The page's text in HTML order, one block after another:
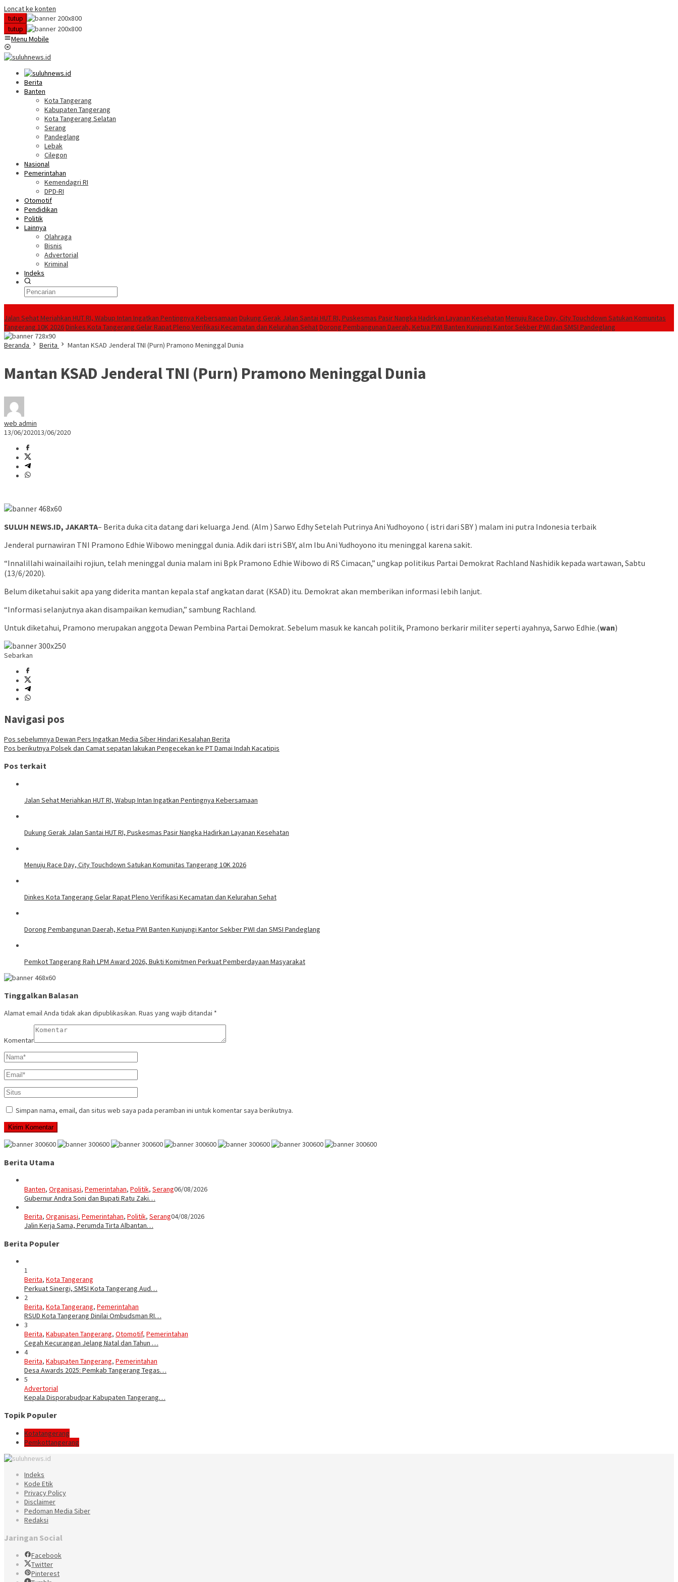
Loncat ke konten
tutup
tutup
Menu Mobile
Berita
Banten
Kota Tangerang
Kabupaten Tangerang
Kota Tangerang Selatan
Serang
Pandeglang
Lebak
Cilegon
Nasional
Pemerintahan
Kemendagri RI
DPD-RI
Otomotif
Pendidikan
Politik
Lainnya
Olahraga
Bisnis
Advertorial
Kriminal
Indeks
Jalan Sehat Meriahkan HUT RI, Wabup Intan Ingatkan Pentingnya Kebersamaan Dukung Gerak Jalan Santai HUT RI, Puskesmas Pasir Nangka Hadirkan Layanan Kesehatan Menuju Race Day, City Touchdown Satukan Komunitas
Tangerang 10K 2026Dinkes Kota Tangerang Gelar Rapat Pleno Verifikasi Kecamatan dan Kelurahan SehatDorong Pembangunan Daerah, Ketua PWI Banten Kunjungi Kantor Sekber PWI dan SMSI Pandeglang
Beranda
Berita Mantan KSAD Jenderal TNI (Purn) Pramono Meninggal Dunia
Mantan KSAD Jenderal TNI (Purn) Pramono Meninggal Dunia
web admin
13/06/202013/06/2020
SULUH NEWS.ID, JAKARTA– Berita duka cita datang dari keluarga Jend. (Alm ) Sarwo Edhy Setelah Putrinya Ani Yudhoyono ( istri dari SBY ) malam ini putra Indonesia terbaik
Jenderal purnawiran TNI Pramono Edhie Wibowo meninggal dunia. Adik dari istri SBY, alm Ibu Ani Yudhoyono itu meninggal karena sakit.
“Innalillahi wainailaihi rojiun, telah meninggal dunia malam ini Bpk Pramono Edhie Wibowo di RS Cimacan,” ungkap politikus Partai Demokrat Rachland Nashidik kepada wartawan, Sabtu
(13/6/2020).
Belum diketahui sakit apa yang diderita mantan kepala staf angkatan darat (KSAD) itu. Demokrat akan memberikan informasi lebih lanjut.
“Informasi selanjutnya akan disampaikan kemudian,” sambung Rachland.
Untuk diketahui, Pramono merupakan anggota Dewan Pembina Partai Demokrat. Sebelum masuk ke kancah politik, Pramono berkarir militer seperti ayahnya, Sarwo Edhie.(wan)
Sebarkan
Navigasi pos
Pos sebelumnya Dewan Pers Ingatkan Media Siber Hindari Kesalahan Berita
Pos berikutnya Polsek dan Camat sepatan lakukan Pengecekan ke PT Damai Indah Kacatipis
Pos terkait
Jalan Sehat Meriahkan HUT RI, Wabup Intan Ingatkan Pentingnya Kebersamaan
Dukung Gerak Jalan Santai HUT RI, Puskesmas Pasir Nangka Hadirkan Layanan Kesehatan
Menuju Race Day, City Touchdown Satukan Komunitas Tangerang 10K 2026
Dinkes Kota Tangerang Gelar Rapat Pleno Verifikasi Kecamatan dan Kelurahan Sehat
Dorong Pembangunan Daerah, Ketua PWI Banten Kunjungi Kantor Sekber PWI dan SMSI Pandeglang
Pemkot Tangerang Raih LPM Award 2026, Bukti Komitmen Perkuat Pemberdayaan Masyarakat
Tinggalkan Balasan
Alamat email Anda tidak akan dipublikasikan. Ruas yang wajib ditandai *
Komentar
Simpan nama, email, dan situs web saya pada peramban ini untuk komentar saya berikutnya.
Berita Utama
Banten, Organisasi, Pemerintahan, Politik, Serang06/08/2026
Gubernur Andra Soni dan Bupati Ratu Zaki…
Berita, Organisasi, Pemerintahan, Politik, Serang04/08/2026
Jalin Kerja Sama, Perumda Tirta Albantan…
Berita Populer
1
Berita, Kota Tangerang
Perkuat Sinergi, SMSI Kota Tangerang Aud…
2
Berita, Kota Tangerang, Pemerintahan
RSUD Kota Tangerang Dinilai Ombudsman RI…
3
Berita, Kabupaten Tangerang, Otomotif, Pemerintahan
Cegah Kecurangan Jelang Natal dan Tahun …
4
Berita, Kabupaten Tangerang, Pemerintahan
Desa Awards 2025: Pemkab Tangerang Tegas…
5
Advertorial
Kepala Disporabudpar Kabupaten Tangerang…
Topik Populer
Kotatangerang
Pemkottangerang
Indeks
Kode Etik
Privacy Policy
Disclaimer
Pedoman Media Siber
Redaksi
Jaringan Social
Facebook
Twitter
Pinterest